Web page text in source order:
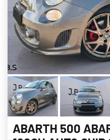
ABARTH 500